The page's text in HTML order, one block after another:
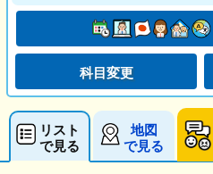
科目変更
リスト
で見る
地図
で見る